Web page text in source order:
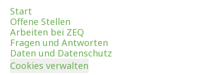
Start
Offene Stellen
Arbeiten bei ZEQ
Fragen und Antworten
Daten und Datenschutz
Cookies verwalten